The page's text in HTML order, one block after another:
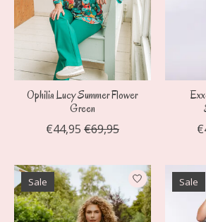
Ophilia Lucy Summer Flower
Green
€44,95 €69,95
Sale Sale